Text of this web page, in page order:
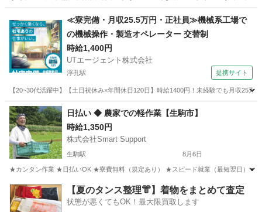
近鉄奈良駅 軽作業 業務委託
≪寮完備・月収25.5万円・正社員≫機械系工場で
の機械操作・製造オペレーター 交替制
時給1,400円
UTエージェント株式会社
浮孔駅 提携サイト
【20~30代活躍中】【土日祝休み×年間休日120日】時給1400円！未経験でも月収25
奈良 橿原市 浮孔駅 その他
日払い ◆ 農家での軽作業【生駒市】
時給1,350円
株式会社Smart Support
生駒駅 8月6日
★カンタン作業 ★日払いOK ★寮費無料（規定あり） ★スピード就業（最短翌日） ■
奈良 生駒市 生駒駅 仕分け 雑草
【夏のタンス整理👘】着物をまとめて査定
状態が悪くてもOK！最大限買取します